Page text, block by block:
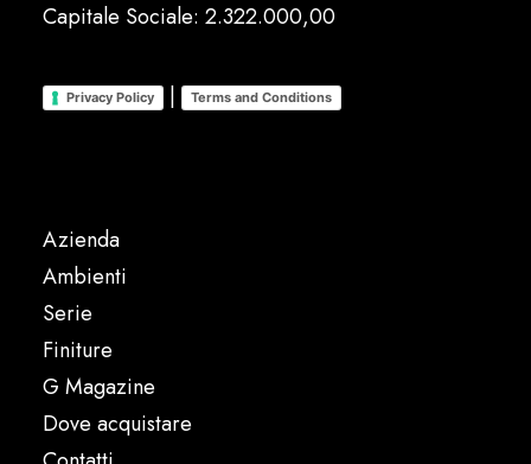
Capitale Sociale: 2.322.000,00
Privacy Policy | Terms and Conditions
Azienda
Ambienti
Serie
Finiture
G Magazine
Dove acquistare